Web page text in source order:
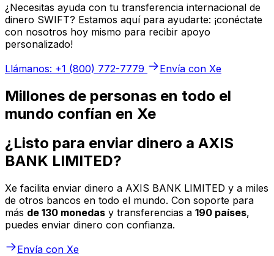
¿Necesitas ayuda con tu transferencia internacional de
dinero SWIFT? Estamos aquí para ayudarte: ¡conéctate
con nosotros hoy mismo para recibir apoyo
personalizado!
Llámanos: +1 (800) 772-7779
Envía con Xe
Millones de personas en todo el
mundo confían en Xe
¿Listo para enviar dinero a AXIS
BANK LIMITED?
Xe facilita enviar dinero a AXIS BANK LIMITED y a miles
de otros bancos en todo el mundo. Con soporte para
más de 130 monedas y transferencias a 190 países,
puedes enviar dinero con confianza.
Envía con Xe